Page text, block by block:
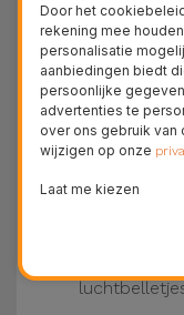
Hoe zet je
Het is vrij
plaatsen. Bij
iPhone hebben
makkelijker
Zorg ervoor
schoon is.
Plaats de
midden
Door het
rekening mee
personalisatie
aanbiedingen biedt
persoonlijke
advertenties te
over ons gebruik
wijzigen op onze
Laat me kiezen